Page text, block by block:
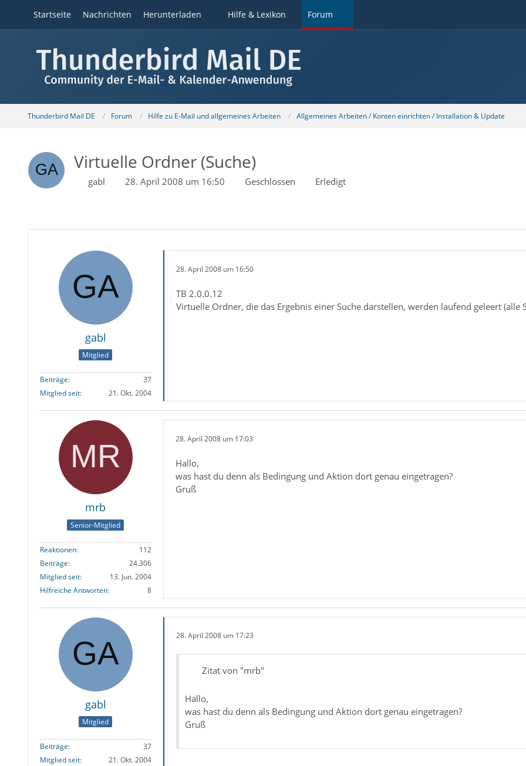
Startseite Nachrichten Herunterladen Hilfe & Lexikon Forum
Thunderbird Mail DE Forum Hilfe zu E-Mail und allgemeines Arbeiten Allgemeines Arbeiten / Konten einrichten / Installation & Update
Virtuelle Ordner (Suche)
gabl 28. April 2008 um 16:50 Geschlossen Erledigt
gabl
Mitglied
Beiträge
37
Mitglied seit
21. Okt. 2004
28. April 2008 um 16:50
TB 2.0.0.12
Virtuelle Ordner, die das Ergebnis einer Suche darstellen, werden laufend geleert (alle
mrb
Senior-Mitglied
Reaktionen
112
Beiträge
24.306
Mitglied seit
13. Jun. 2004
Hilfreiche Antworten
8
28. April 2008 um 17:03
Hallo,
was hast du denn als Bedingung und Aktion dort genau eingetragen?
Gruß
gabl
Mitglied
Beiträge
37
Mitglied seit
21. Okt. 2004
28. April 2008 um 17:23
Zitat von "mrb"
Hallo,
was hast du denn als Bedingung und Aktion dort genau eingetragen?
Gruß